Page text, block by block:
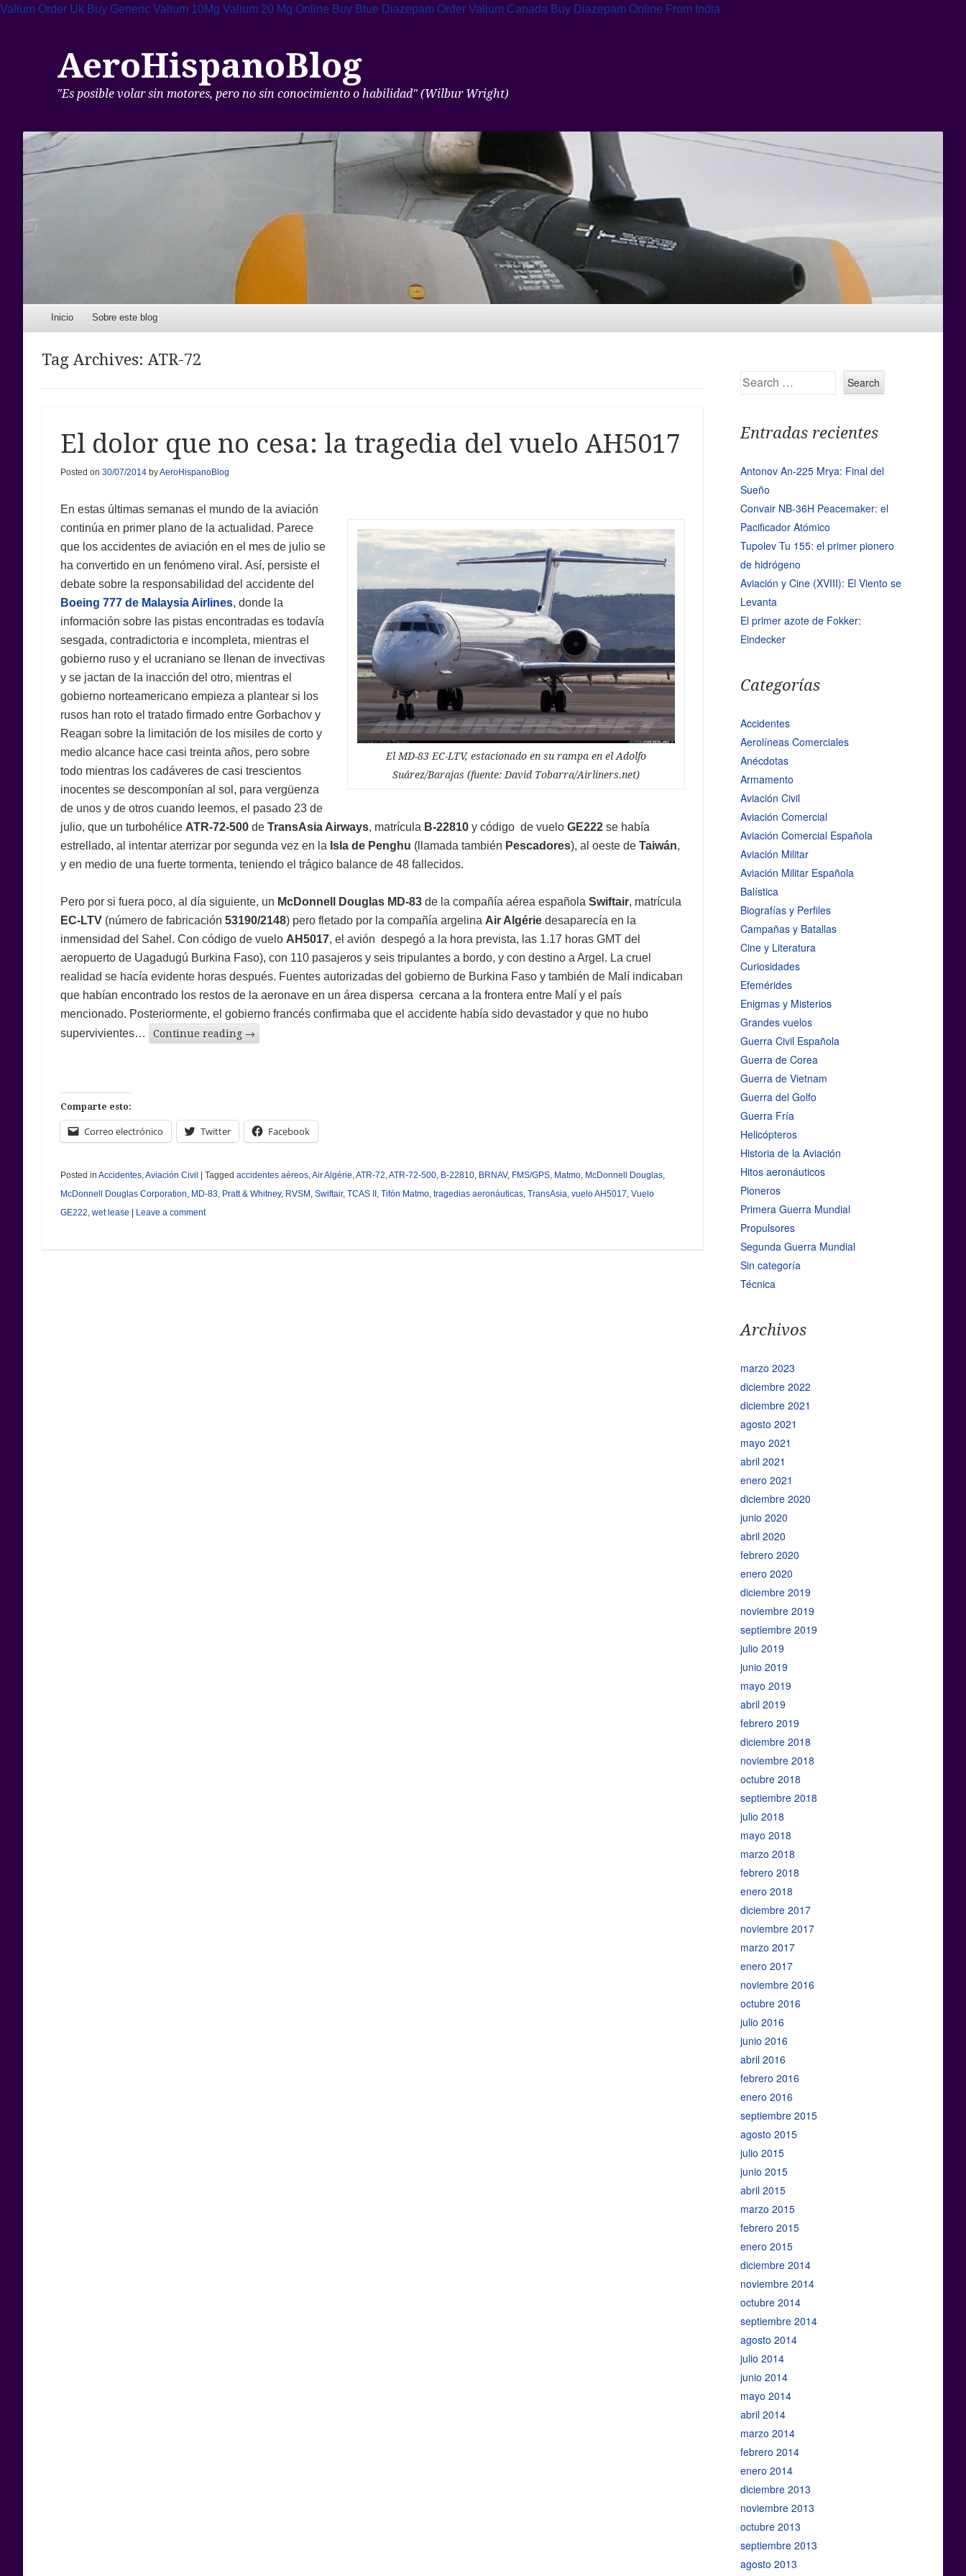
Valium Order Uk Buy Generic Valium 10Mg Valium 20 Mg Online Buy Blue Diazepam Order Valium Canada Buy Diazepam Online From India
AeroHispanoBlog
"Es posible volar sin motores, pero no sin conocimiento o habilidad" (Wilbur Wright)
Menu
Skip to content
Inicio Sobre este blog
Tag Archives: ATR-72
El dolor que no cesa: la tragedia del vuelo AH5017
Posted on 30/07/2014byAeroHispanoBlog
El MD-83 EC-LTV, estacionado en su rampa en el Adolfo
Suárez/Barajas (fuente: David Tobarra/Airliners.net)
En estas últimas semanas el mundo de la aviación
continúa en primer plano de la actualidad. Parece
que los accidentes de aviación en el mes de julio se
ha convertido en un fenómeno viral. Así, persiste el
debate sobre la responsabilidad del accidente del
Boeing 777 de Malaysia Airlines, donde la
información sobre las pistas encontradas es todavía
sesgada, contradictoria e incompleta, mientras el
gobierno ruso y el ucraniano se llenan de invectivas
y se jactan de la inacción del otro, mientras el
gobierno norteamericano empieza a plantear si los
rusos han roto el tratado firmado entre Gorbachov y
Reagan sobre la limitación de los misiles de corto y
medio alcance hace casi treinta años, pero sobre
todo mientras los cadáveres de casi trescientos
inocentes se descomponían al sol, para vergüenza
de unos y de otros cuando leemos, el pasado 23 de
julio, que un turbohélice ATR-72-500de TransAsia Airways, matrícula B-22810y código de vuelo GE222se había
estrellado, al intentar aterrizar por segunda vez en la Isla de Penghu (llamada también Pescadores), al oeste de Taiwán,
y en medio de una fuerte tormenta, teniendo el trágico balance de 48 fallecidos.
Pero por si fuera poco, al día siguiente, un McDonnell Douglas MD-83de la compañía aérea española Swiftair, matrícula
EC-LTV(número de fabricación 53190/2148) pero fletado por la compañía argelina Air Algériedesaparecía en la
inmensidad del Sahel. Con código de vuelo AH5017, el avión despegó a la hora prevista, las 1.17 horas GMT del
aeropuerto de Uagadugú Burkina Faso), con 110 pasajeros y seis tripulantes a bordo, y con destino a Argel. La cruel
realidad se hacía evidente horas después. Fuentes autorizadas del gobierno de Burkina Faso y también de Malí indicaban
que habían encontrado los restos de la aeronave en un área dispersa cercana a la frontera entre Malí y el país
mencionado. Posteriormente, el gobierno francés confirmaba que el accidente había sido devastador y que no hubo
supervivientes…
Continue reading →
Comparte esto:
Correo electrónico Twitter Facebook
Posted in Accidentes,Aviación Civil | Tagged accidentes aéreos,Air Algérie,ATR-72,ATR-72-500, B-22810, BRNAV, FMS/GPS, Matmo, McDonnell Douglas,
McDonnell Douglas Corporation, MD-83, Pratt & Whitney, RVSM, Swiftair, TCAS II, Tifón Matmo, tragedias aeronáuticas, TransAsia, vuelo AH5017, Vuelo
GE222, wet lease | Leave a comment
Search
Entradas recientes
Antonov An-225 Mrya: Final del
Sueño
Convair NB-36H Peacemaker: el
Pacificador Atómico
Tupolev Tu 155: el primer pionero
de hidrógeno
Aviación y Cine (XVIII): El Viento se
Levanta
El primer azote de Fokker:
Eindecker
Categorías
Accidentes
Aerolíneas Comerciales
Anécdotas
Armamento
Aviación Civil
Aviación Comercial
Aviación Comercial Española
Aviación Militar
Aviación Militar Española
Balística
Biografías y Perfiles
Campañas y Batallas
Cine y Literatura
Curiosidades
Efemérides
Enigmas y Misterios
Grandes vuelos
Guerra Civil Española
Guerra de Corea
Guerra de Vietnam
Guerra del Golfo
Guerra Fría
Helicópteros
Historia de la Aviación
Hitos aeronáuticos
Pioneros
Primera Guerra Mundial
Propulsores
Segunda Guerra Mundial
Sin categoría
Técnica
Archivos
marzo 2023
diciembre 2022
diciembre 2021
agosto 2021
mayo 2021
abril 2021
enero 2021
diciembre 2020
junio 2020
abril 2020
febrero 2020
enero 2020
diciembre 2019
noviembre 2019
septiembre 2019
julio 2019
junio 2019
mayo 2019
abril 2019
febrero 2019
diciembre 2018
noviembre 2018
octubre 2018
septiembre 2018
julio 2018
mayo 2018
marzo 2018
febrero 2018
enero 2018
diciembre 2017
noviembre 2017
marzo 2017
enero 2017
noviembre 2016
octubre 2016
julio 2016
junio 2016
abril 2016
febrero 2016
enero 2016
septiembre 2015
agosto 2015
julio 2015
junio 2015
abril 2015
marzo 2015
febrero 2015
enero 2015
diciembre 2014
noviembre 2014
octubre 2014
septiembre 2014
agosto 2014
julio 2014
junio 2014
mayo 2014
abril 2014
marzo 2014
febrero 2014
enero 2014
diciembre 2013
noviembre 2013
octubre 2013
septiembre 2013
agosto 2013